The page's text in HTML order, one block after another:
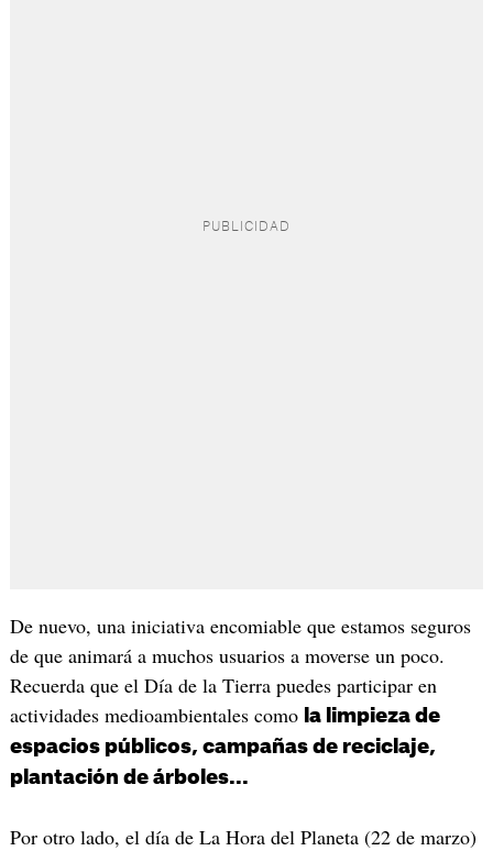
De nuevo, una iniciativa encomiable que estamos seguros
de que animará a muchos usuarios a moverse un poco.
Recuerda que el Día de la Tierra puedes participar en
actividades medioambientales como la limpieza de
espacios públicos, campañas de reciclaje,
plantación de árboles...
Por otro lado, el día de La Hora del Planeta (22 de marzo)